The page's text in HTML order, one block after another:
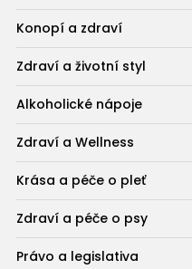
Konopí a zdraví
Zdraví a životní styl
Alkoholické nápoje
Zdraví a Wellness
Krása a péče o pleť
Zdraví a péče o psy
Právo a legislativa